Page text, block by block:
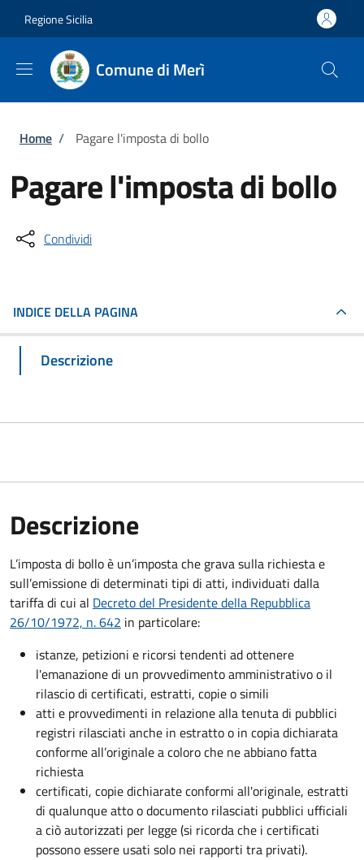
Regione Sicilia
Comune di Merì
Briciole di pane
Home / Pagare l'imposta di bollo
Pagare l'imposta di bollo
Condividi
INDICE DELLA PAGINA
Descrizione
Descrizione
L’imposta di bollo è un’imposta che grava sulla richiesta e
sull’emissione di determinati tipi di atti, individuati dalla
tariffa di cui al Decreto del Presidente della Repubblica
26/10/1972, n. 642 in particolare:
istanze, petizioni e ricorsi tendenti ad ottenere
l'emanazione di un provvedimento amministrativo o il
rilascio di certificati, estratti, copie o simili
atti e provvedimenti in relazione alla tenuta di pubblici
registri rilasciati anche in estratto o in copia dichiarata
conforme all’originale a coloro che ne abbiano fatta
richiesta
certificati, copie dichiarate conformi all'originale, estratti
di qualunque atto o documento rilasciati pubblici ufficiali
a ciò autorizzati per legge (si ricorda che i certificati
possono essere usati solo nei rapporti tra privati).